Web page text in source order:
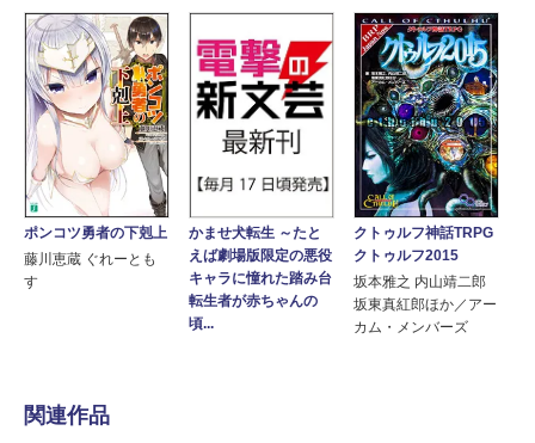
ポンコツ勇者の下剋上
藤川恵蔵 ぐれーとも
す
かませ犬転生 ～たと
えば劇場版限定の悪役
キャラに憧れた踏み台
転生者が赤ちゃんの
頃...
クトゥルフ神話TRPG
クトゥルフ2015
坂本雅之 内山靖二郎
坂東真紅郎ほか／アー
カム・メンバーズ
関連作品